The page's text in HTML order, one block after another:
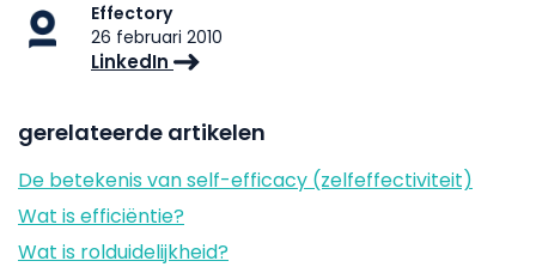
Effectory
26 februari 2010
LinkedIn
gerelateerde artikelen
De betekenis van self-efficacy (zelfeffectiviteit)
Wat is efficiëntie?
Wat is rolduidelijkheid?